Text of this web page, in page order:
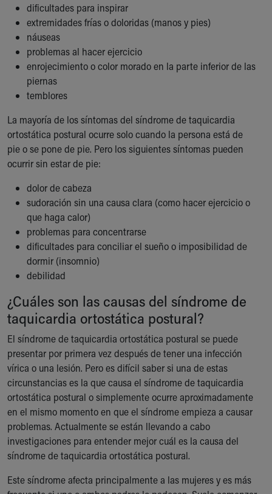
dificultades para inspirar
extremidades frías o doloridas (manos y pies)
náuseas
problemas al hacer ejercicio
enrojecimiento o color morado en la parte inferior de las
piernas
temblores
La mayoría de los síntomas del síndrome de taquicardia
ortostática postural ocurre solo cuando la persona está de
pie o se pone de pie. Pero los siguientes síntomas pueden
ocurrir sin estar de pie:
dolor de cabeza
sudoración sin una causa clara (como hacer ejercicio o
que haga calor)
problemas para concentrarse
dificultades para conciliar el sueño o imposibilidad de
dormir (insomnio)
debilidad
¿Cuáles son las causas del síndrome de
taquicardia ortostática postural?
El síndrome de taquicardia ortostática postural se puede
presentar por primera vez después de tener una infección
vírica o una lesión. Pero es difícil saber si una de estas
circunstancias es la que causa el síndrome de taquicardia
ortostática postural o simplemente ocurre aproximadamente
en el mismo momento en que el síndrome empieza a causar
problemas. Actualmente se están llevando a cabo
investigaciones para entender mejor cuál es la causa del
síndrome de taquicardia ortostática postural.
Este síndrome afecta principalmente a las mujeres y es más